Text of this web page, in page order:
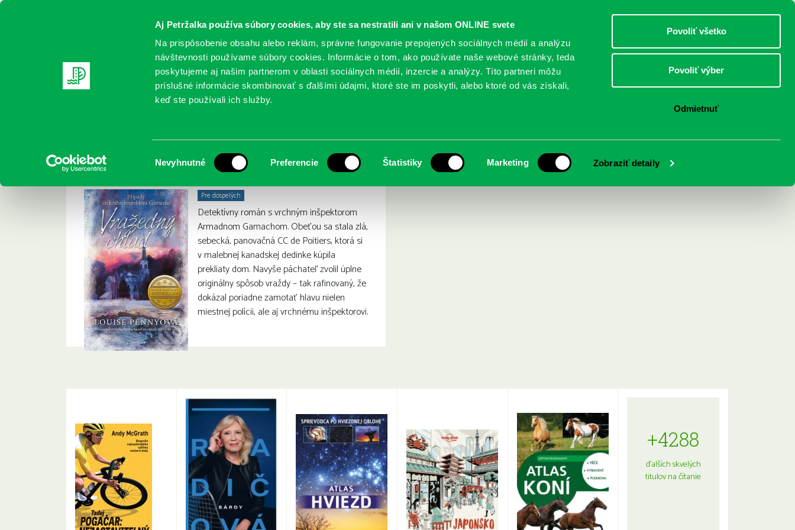
Aj Petržalka používa súbory cookies, aby ste sa nestratili ani v našom ONLINE svete
Na prispôsobenie obsahu alebo reklám, správne fungovanie prepojených sociálnych médií a analýzu
návštevnosti používame súbory cookies. Informácie o tom, ako používate naše webové stránky, teda
poskytujeme aj našim partnerom v oblasti sociálnych médií, inzercie a analýzy. Títo partneri môžu
príslušné informácie skombinovať s ďalšími údajmi, ktoré ste im poskytli, alebo ktoré od vás získali,
keď ste používali ich služby.
súhlasu
Nevyhnutné Preferencie Štatistiky Marketing Zobraziť detaily
Povoliť všetko
Povoliť výber
Odmietnuť
DOSPELÍ
REGISTRUJTE SA ONLINE KATALÓGY SLUŽBY PODUJATIA POBOČKY O KNIŽNICI
Penny, L.: Vražedný chlad
Pre dospelých
Detektívny román s vrchným inšpektorom
Armadnom Gamachom. Obeťou sa stala zlá,
sebecká, panovačná CC de Poitiers, ktorá si
v malebnej kanadskej dedinke kúpila
prekliaty dom. Navyše páchateľ zvolil úplne
originálny spôsob vraždy – tak rafinovaný, že
dokázal poriadne zamotať hlavu nielen
miestnej polícii, ale aj vrchnému inšpektorovi.
+4288
ďalších skvelých
titulov na čítanie